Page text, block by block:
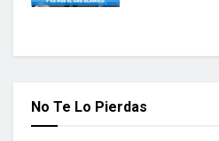
No Te Lo Pierdas